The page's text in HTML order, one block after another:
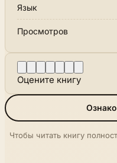
Язык
Просмотров
Оцените книгу
Чтобы читать книгу